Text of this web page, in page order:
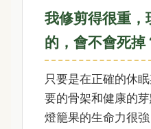
我修剪得很重，
的，會不會死掉
只要是在正確的休
要的骨架和健康的芽
燈籠果的生命力很